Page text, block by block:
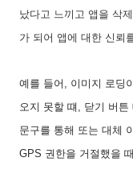
났다고 느끼고 앱을 삭
가 되어 앱에 대한 신뢰
예를 들어, 이미지 로딩
오지 못할 떄, 닫기 버
문구를 통해 또는 대체
GPS 권한을 거절했을